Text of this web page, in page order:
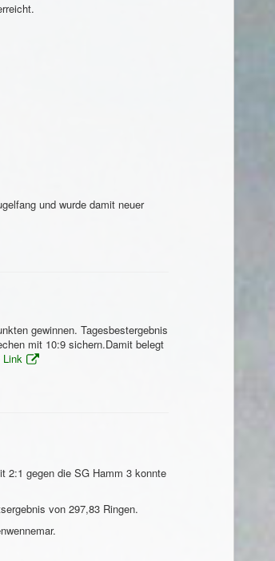
und wurde damit neuer
gewinnen. Tagesbestergebnis
mit 10:9 sichern.Damit belegt
Link
2:1 gegen die SG Hamm 3 konnte
von 297,83 Ringen.